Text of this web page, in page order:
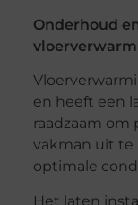
Onderhoud
en heeft een
raadzaam om
vakman uit te
optimale
Het laten